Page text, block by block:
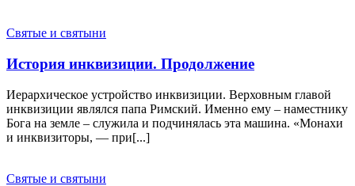
Святые и святыни
История инквизиции. Продолжение
Иерархическое устройство инквизиции. Верховным главой
инквизиции являлся папа Римский. Именно ему – наместнику
Бога на земле – служила и подчинялась эта машина. «Монахи
и инквизиторы, — при[...]
Святые и святыни